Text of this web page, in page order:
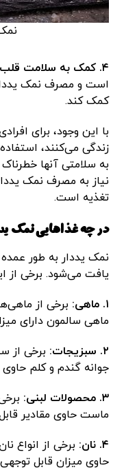
۴. کمک به سلامت قلب:
است و مصرف نمک
کمک کند.
با این وجود، برای
زندگی می‌کنند،
به سلامتی آنها
نیاز به مصرف نمک
تغذیه است.
در چه غذاهایی نمک
نمک یددار به طور
یافت می‌شود. برخی از
۱. ماهی:
برخی از
ماهی سالمون دارای
۲. سبزیجات:
برخی از
جوانه گندم و کلم
۳. محصولات لبنی:
ماست حاوی مقادیر
۴. نان:
برخی از انواع
حاوی میزان قابل